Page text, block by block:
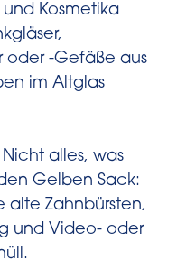
Kosmetika
oder -Gefäße aus
im Altglas
Nicht alles, was
Gelben Sack:
alte Zahnbürsten,
und Video- oder